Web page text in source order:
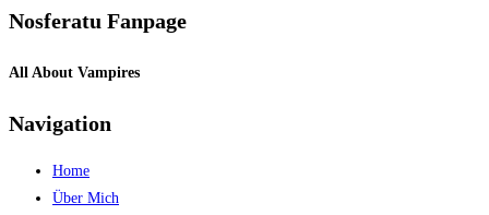
Nosferatu Fanpage
All About Vampires
Navigation
Home
Über Mich